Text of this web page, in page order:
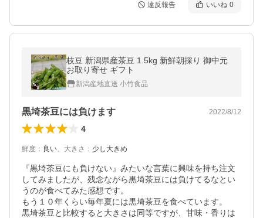
違反報告 いいね 0
枝豆 新潟県産茶豆 1.5kg 新鮮朝採り 御中元
お取り寄せ ギフト
新潟産地直送 小竹食品
黒埼茶豆には負けます 2022/8/12
4
鮮度 ： 良い、 大きさ ： 少し大きめ
『黒埼茶豆にも負けない』みたいな言葉に興味を持ち注文
してみましたが、残念ながら黒埼茶豆には負けてるなとい
うのが食べてみた感想です。
もう１０年くらい毎年夏には黒埼茶豆を食べています。
黒埼茶豆と比較すると大きさは同等ですが、甘味・香りは